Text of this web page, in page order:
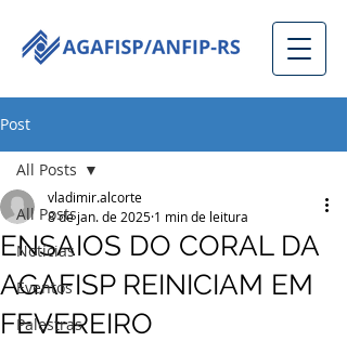
Post
All Posts
Notícias
Eventos
Palestras
All Posts
ENSAIOS DO CORAL DA
AGAFISP REINICIAM EM
FEVEREIRO
vladimir.alcorte
8 de jan. de 2025 1 min de leitura